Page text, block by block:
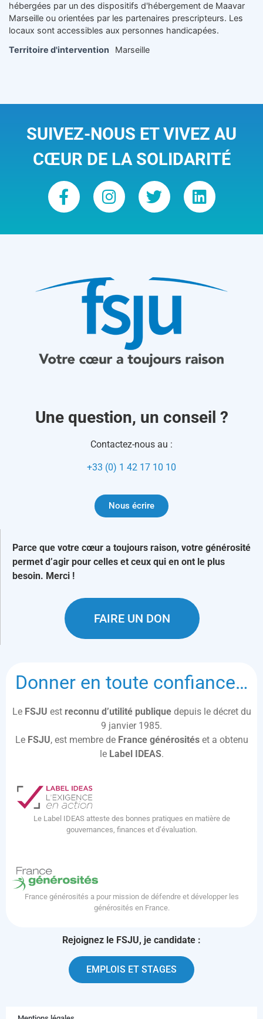
hébergées par un des dispositifs d'hébergement de Maavar
Marseille ou orientées par les partenaires prescripteurs. Les
locaux sont accessibles aux personnes handicapées.
Territoire d'intervention
Marseille
SUIVEZ-NOUS ET VIVEZ AU
CŒUR DE LA SOLIDARITÉ
Une question, un conseil ?
Contactez-nous au :
+33 (0) 1 42 17 10 10
Nous écrire
Parce que votre cœur a toujours raison, votre générosité
permet d’agir pour celles et ceux qui en ont le plus
besoin. Merci !
FAIRE UN DON
Donner en toute confiance…
Le FSJU est reconnu d’utilité publique depuis le décret du
9 janvier 1985.
Le FSJU, est membre de France générositéset a obtenu
le Label IDEAS.
Le Label IDEAS atteste des bonnes pratiques en matière de
gouvernances, finances et d’évaluation.
France générosités a pour mission de défendre et développer les
générosités en France.
Rejoignez le FSJU, je candidate :
EMPLOIS ET STAGES